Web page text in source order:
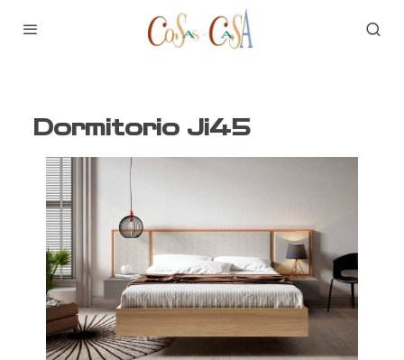
Dormitorio Ji45